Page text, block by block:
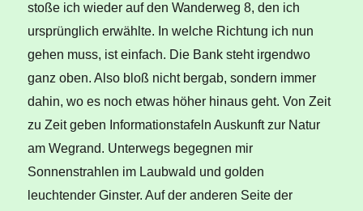
stoße ich wieder auf den Wanderweg 8, den ich
ursprünglich erwählte. In welche Richtung ich nun
gehen muss, ist einfach. Die Bank steht irgendwo
ganz oben. Also bloß nicht bergab, sondern immer
dahin, wo es noch etwas höher hinaus geht. Von Zeit
zu Zeit geben Informationstafeln Auskunft zur Natur
am Wegrand. Unterwegs begegnen mir
Sonnenstrahlen im Laubwald und golden
leuchtender Ginster. Auf der anderen Seite der